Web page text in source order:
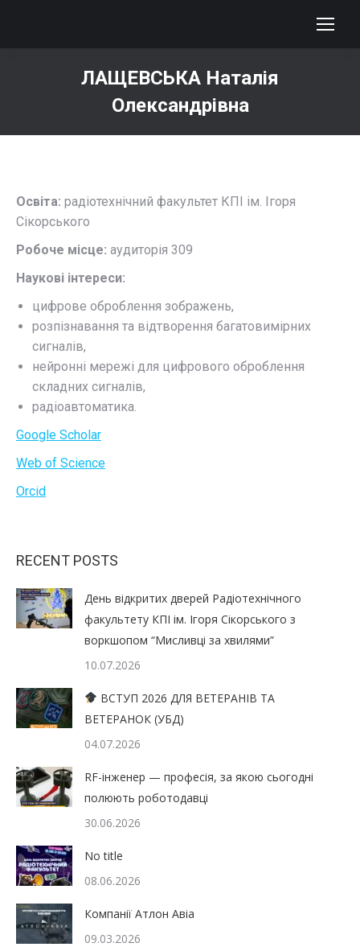
ЛАЩЕВСЬКА Наталія
Олександрівна
Освіта: радіотехнічний факультет КПІ ім. Ігоря
Сікорського
Робоче місце: аудиторія 309
Наукові інтереси:
цифрове оброблення зображень,
розпізнавання та відтворення багатовимірних
сигналів,
нейронні мережі для цифрового оброблення
складних сигналів,
радіоавтоматика.
Google Scholar
Web of Science
Orcid
RECENT POSTS
День відкритих дверей Радіотехнічного
факультету КПІ ім. Ігоря Сікорського з
воркшопом “Мисливці за хвилями”
10.07.2026
ВСТУП 2026 ДЛЯ ВЕТЕРАНІВ ТА
ВЕТЕРАНОК (УБД)
04.07.2026
RF-інженер — професія, за якою сьогодні
полюють роботодавці
30.06.2026
No title
08.06.2026
Компанії Атлон Авіа
09.03.2026